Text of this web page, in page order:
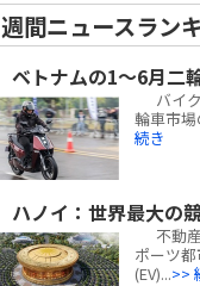
週間ニュースラン
ベトナムの1～6月二
バイ
輪車市
続き
ハノイ：世界最大の
不動
ポーツ
(EV)...>>